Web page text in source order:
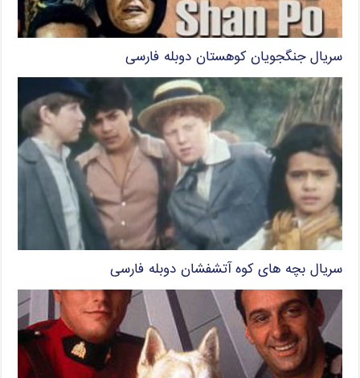
سریال جنگجویان کوهستان دوبله فارسی
سریال بچه های کوه آتشفشان دوبله فارسی